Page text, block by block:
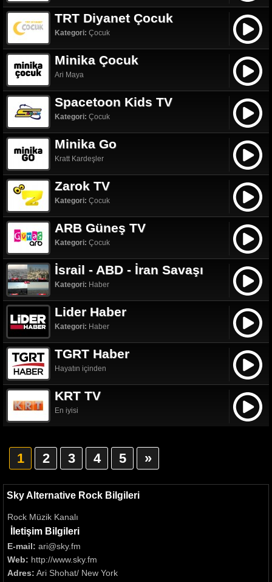
TRT Diyanet Çocuk
Kategori: Çocuk
Minika Çocuk
Ari Maya
Spacetoon Kids TV
Kategori: Çocuk
Minika Go
Kratt Kardeşler
Zarok TV
Kategori: Çocuk
ARB Güneş TV
Kategori: Çocuk
İsrail - ABD - İran Savaşı
Kategori: Haber
Lider Haber
Kategori: Haber
TGRT Haber
Hayatın içinden
KRT TV
En iyisi
1 2 3 4 5 »
Sky Alternative Rock Bilgileri
Rock Müzik Kanalı
İletişim Bilgileri
E-mail: ari@sky.fm
Web: http://www.sky.fm
Adres: Ari Shohat/ New York